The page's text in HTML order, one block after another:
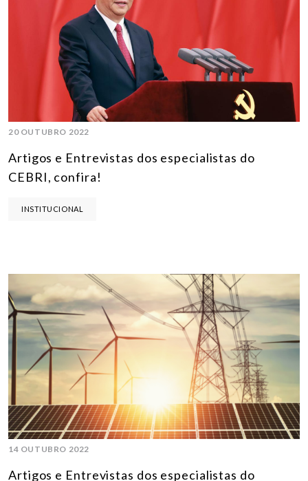
20 OUTUBRO 2022
Artigos e Entrevistas dos especialistas do
CEBRI, confira!
INSTITUCIONAL
14 OUTUBRO 2022
Artigos e Entrevistas dos especialistas do